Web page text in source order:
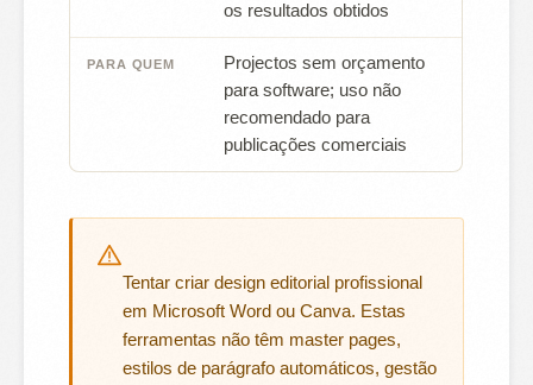
os resultados obtidos
Projectos sem orçamento
para software; uso não
recomendado para
publicações comerciais
Tentar criar design editorial profissional
em Microsoft Word ou Canva. Estas
ferramentas não têm master pages,
estilos de parágrafo automáticos, gestão